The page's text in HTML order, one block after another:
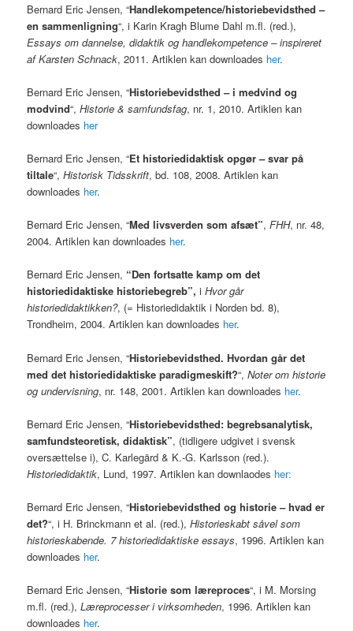
Bernard Eric Jensen, “Handlekompetence/historiebevidsthed –
en sammenligning“, i Karin Kragh Blume Dahl m.fl. (red.),
Essays om dannelse, didaktik og handlekompetence – inspireret
af Karsten Schnack, 2011. Artiklen kan downloades her.
Bernard Eric Jensen, “Historiebevidsthed – i medvind og
modvind“,Historie & samfundsfag, nr. 1, 2010. Artiklen kan
downloades her
Bernard Eric Jensen, “Et historiedidaktisk opgør – svar på
tiltale“,Historisk Tidsskrift, bd. 108, 2008. Artiklen kan
downloades her.
Bernard Eric Jensen, “Med livsverden som afsæt”,FHH, nr. 48,
2004. Artiklen kan downloades her.
Bernard Eric Jensen, “Den fortsatte kamp om det
historiedidaktiske historiebegreb”,iHvor går
historiedidaktikken?, (= Historiedidaktik i Norden bd. 8),
Trondheim, 2004. Artiklen kan downloades her.
Bernard Eric Jensen, “Historiebevidsthed. Hvordan går det
med det historiedidaktiske paradigmeskift?“,Noter om historie
og undervisning, nr. 148, 2001. Artiklen kan downloades her.
Bernard Eric Jensen, “Historiebevidsthed: begrebsanalytisk,
samfundsteoretisk, didaktisk”, (tidligere udgivet i svensk
oversættelse i), C. Karlegärd & K.-G. Karlsson (red.).
Historiedidaktik, Lund, 1997. Artiklen kan downlaodes her:
Bernard Eric Jensen, “Historiebevidsthed og historie – hvad er
det?“, i H. Brinckmann et al. (red.),Historieskabt såvel som
historieskabende. 7 historiedidaktiske essays, 1996. Artiklen kan
downloades her.
Bernard Eric Jensen, “Historie som læreproces“, i M. Morsing
m.fl. (red.),Læreprocesser i virksomheden, 1996. Artiklen kan
downloades her.